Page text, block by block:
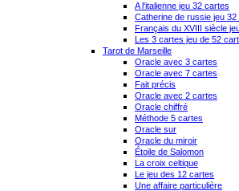
A l'italienne jeu 32 cartes
Catherine de russie jeu 32
Français du XVIII siècle
Les 3 cartes jeu de 52
Tarot de Marseille
Oracle avec 3 cartes
Oracle avec 7 cartes
Fait précis
Oracle avec 2 cartes
Oracle chiffré
Méthode 5 cartes
Oracle sur
Oracle du miroir
Étoile de Salomon
La croix celtique
Le jeu des 12 cartes
Une affaire particulière